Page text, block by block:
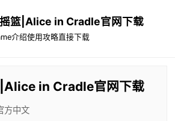
篮|Alice in Cradle官网下载
介绍使用攻略直接下载
in Cradle官网下载
方中文